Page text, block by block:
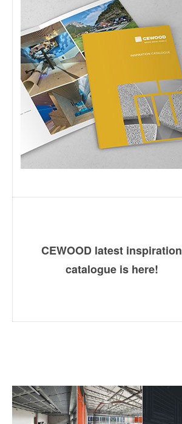
CEWOOD latest inspiration
catalogue is here!